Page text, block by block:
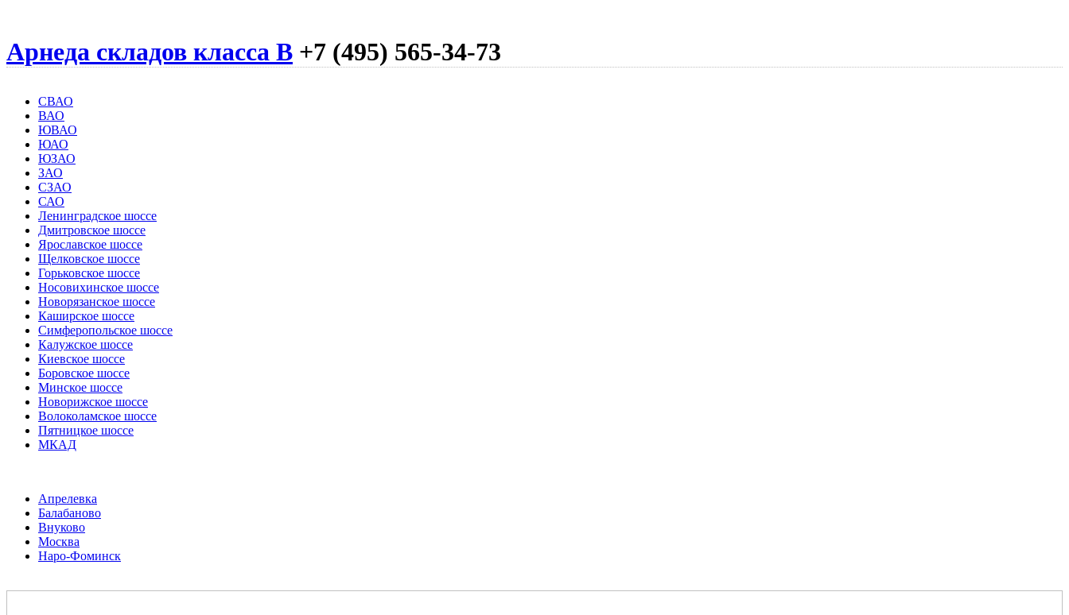
Арнеда складов класса B +7 (495) 565-34-73
СВАО
ВАО
ЮВАО
ЮАО
ЮЗАО
ЗАО
СЗАО
САО
Ленинградское шоссе
Дмитровское шоссе
Ярославское шоссе
Щелковское шоссе
Горьковское шоссе
Носовихинское шоссе
Новорязанское шоссе
Каширское шоссе
Симферопольское шоссе
Калужское шоссе
Киевское шоссе
Боровское шоссе
Минское шоссе
Новорижское шоссе
Волоколамское шоссе
Пятницкое шоссе
МКАД
Апрелевка
Балабаново
Внуково
Москва
Наро-Фоминск